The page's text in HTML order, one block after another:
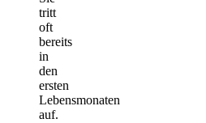
tritt
oft
bereits
in
den
ersten
Lebensmonaten
auf.